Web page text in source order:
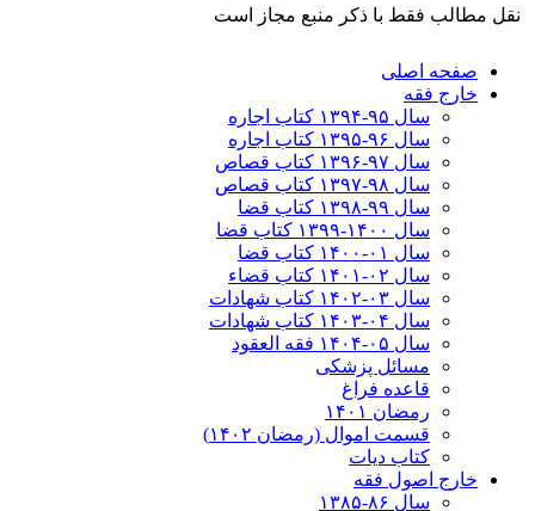
نقل مطالب فقط با ذکر منبع مجاز است
صفحه اصلی
خارج فقه
سال ۹۵-۱۳۹۴ کتاب اجاره
سال ۹۶-۱۳۹۵ کتاب اجاره
سال ۹۷-۱۳۹۶ کتاب قصاص
سال ۹۸-۱۳۹۷ کتاب قصاص
سال ۹۹-۱۳۹۸‍ کتاب قضا
سال ۱۴۰۰-۱۳۹۹ کتاب قضا
سال ۰۱-۱۴۰۰ کتاب قضا
سال ۰۲-۱۴۰۱ کتاب قضاء
سال ۰۳-۱۴۰۲ کتاب شهادات
سال ۰۴-۱۴۰۳ کتاب شهادات
سال ۰۵-۱۴۰۴ فقه العقود
مسائل پزشکی
قاعده فراغ
رمضان ۱۴۰۱
قسمت اموال (رمضان ۱۴۰۲)
کتاب دیات
خارج اصول فقه
سال ۸۶-۱۳۸۵